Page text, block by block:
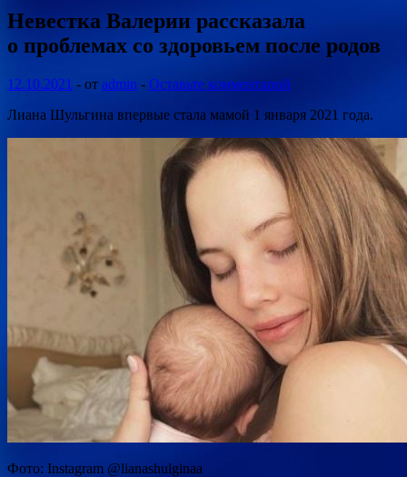
Невестка Валерии рассказала
о проблемах со здоровьем после родов
12.10.2021 - от admin - Оставьте комментарий
Лиана Шульгина впервые стала мамой 1 января 2021 года.
Фото: Instagram @lianashulginaa